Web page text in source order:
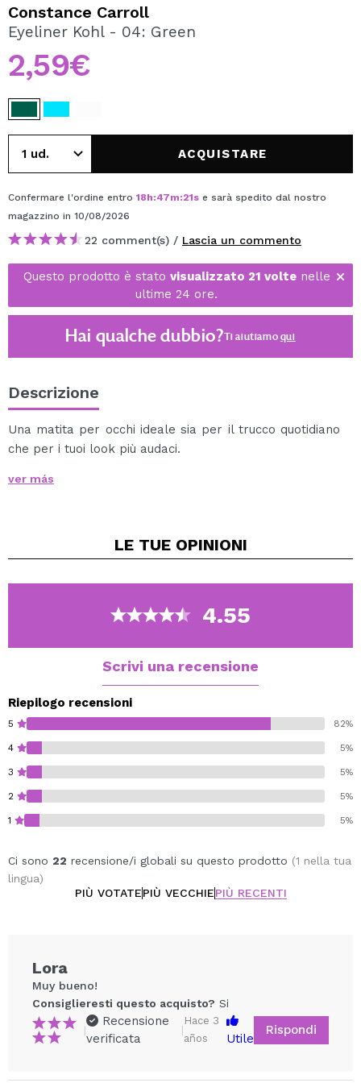
Creando un account su Maquibeauty.it potrai fare i tuoi
acquisti velocemente, controllare lo stato dei tuoi ordini e
consultare le tue operazioni precedenti.
Constance Carroll
Eyeliner Kohl - 04: Green
2,59€
ACQUISTARE
Confermare l'ordine entro 18h:47m:21s e sarà spedito dal nostro
magazzino in 10/08/2026
22 comment(s) / Lascia un commento
Questo prodotto è stato visualizzato 21 voltenelle
ultime 24 ore.
Hai qualche dubbio?Ti aiutiamoqui
Descrizione
Una matita per occhi ideale sia per il trucco quotidiano
che per i tuoi look più audaci.
ver más
LE TUE OPINIONI
4.55
Scrivi una recensione
Riepilogo recensioni
5 82%
4 5%
3 5%
2 5%
1 5%
Ci sono 22 recensione/i globali su questo prodotto (1 nella tua
lingua)
PIÙ VOTATEPIÙ VECCHIEPIÙ RECENTI
Lora
Muy bueno!
Consiglieresti questo acquisto? Si
|
Recensione
verificata
|
Hace 3
años
Utile
Rispondi